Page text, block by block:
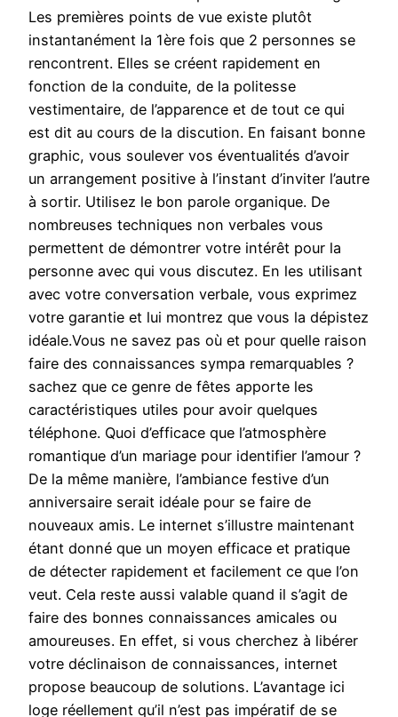
Les premières points de vue existe plutôt
instantanément la 1ère fois que 2 personnes se
rencontrent. Elles se créent rapidement en
fonction de la conduite, de la politesse
vestimentaire, de l’apparence et de tout ce qui
est dit au cours de la discution. En faisant bonne
graphic, vous soulever vos éventualités d’avoir
un arrangement positive à l’instant d’inviter l’autre
à sortir. Utilisez le bon parole organique. De
nombreuses techniques non verbales vous
permettent de démontrer votre intérêt pour la
personne avec qui vous discutez. En les utilisant
avec votre conversation verbale, vous exprimez
votre garantie et lui montrez que vous la dépistez
idéale.Vous ne savez pas où et pour quelle raison
faire des connaissances sympa remarquables ?
sachez que ce genre de fêtes apporte les
caractéristiques utiles pour avoir quelques
téléphone. Quoi d’efficace que l’atmosphère
romantique d’un mariage pour identifier l’amour ?
De la même manière, l’ambiance festive d’un
anniversaire serait idéale pour se faire de
nouveaux amis. Le internet s’illustre maintenant
étant donné que un moyen efficace et pratique
de détecter rapidement et facilement ce que l’on
veut. Cela reste aussi valable quand il s’agit de
faire des bonnes connaissances amicales ou
amoureuses. En effet, si vous cherchez à libérer
votre déclinaison de connaissances, internet
propose beaucoup de solutions. L’avantage ici
loge réellement qu’il n’est pas impératif de se